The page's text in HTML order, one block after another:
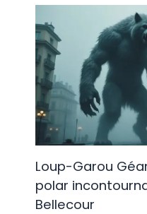
Loup-Garou
polar
Bellecour